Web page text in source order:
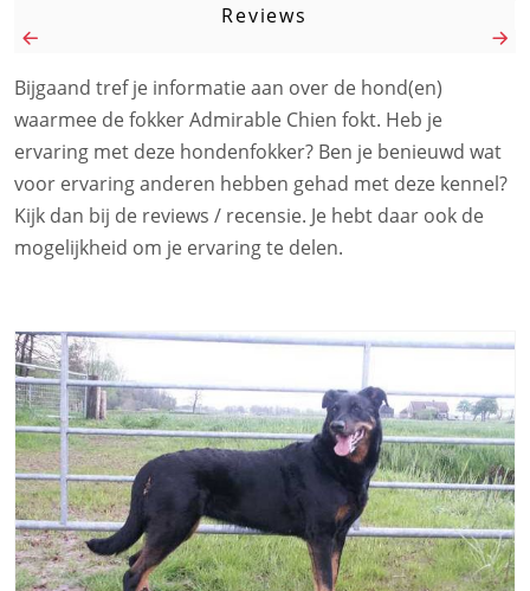
Reviews
Bijgaand tref je informatie aan over de hond(en)
waarmee de fokker Admirable Chien fokt. Heb je
ervaring met deze hondenfokker? Ben je benieuwd wat
voor ervaring anderen hebben gehad met deze kennel?
Kijk dan bij de reviews / recensie. Je hebt daar ook de
mogelijkheid om je ervaring te delen.